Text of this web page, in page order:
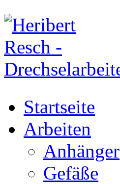
Startseite
Arbeiten
Anhänger
Gefäße